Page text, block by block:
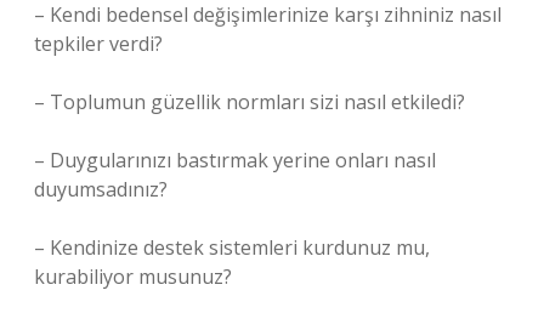
– Kendi bedensel değişimlerinize karşı zihniniz nasıl
tepkiler verdi?
– Toplumun güzellik normları sizi nasıl etkiledi?
– Duygularınızı bastırmak yerine onları nasıl
duyumsadınız?
– Kendinize destek sistemleri kurdunuz mu,
kurabiliyor musunuz?